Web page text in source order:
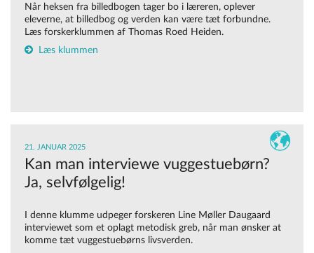
Når heksen fra billedbogen tager bo i læreren, oplever
eleverne, at billedbog og verden kan være tæt forbundne.
Læs forskerklummen af Thomas Roed Heiden.
Læs klummen
21. JANUAR 2025
Kan man interviewe vuggestuebørn?
Ja, selvfølgelig!
I denne klumme udpeger forskeren Line Møller Daugaard
interviewet som et oplagt metodisk greb, når man ønsker at
komme tæt vuggestuebørns livsverden.